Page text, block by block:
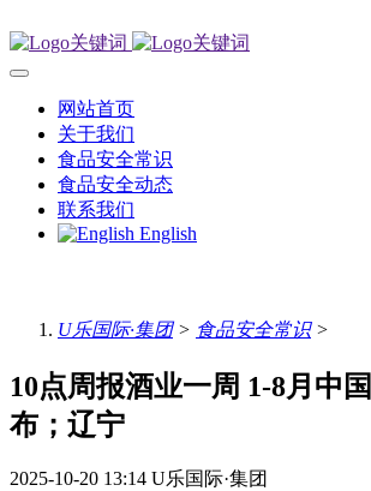
网站首页
关于我们
食品安全常识
食品安全动态
联系我们
English
U乐国际·集团> 食品安全常识>
10点周报酒业一周 1-8月中
布；辽宁
2025-10-20 13:14 U乐国际·集团